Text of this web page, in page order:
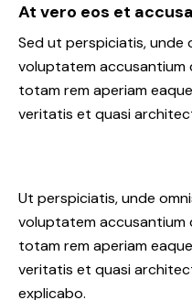
At vero eos et
Sed ut perspiciatis, unde
voluptatem accusantium
totam rem aperiam
veritatis et quasi
Ut perspiciatis, unde
voluptatem accusantium
totam rem aperiam
veritatis et quasi
explicabo.